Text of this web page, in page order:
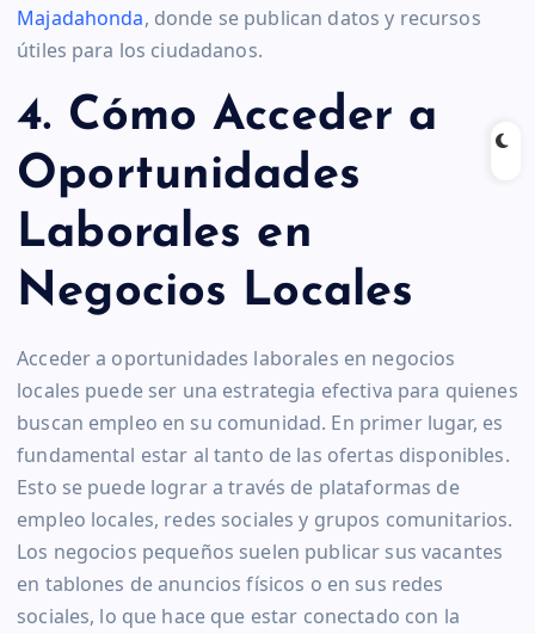
Majadahonda, donde se publican datos y recursos
útiles para los ciudadanos.
4. Cómo Acceder a
Oportunidades
Laborales en
Negocios Locales
Acceder a oportunidades laborales en negocios
locales puede ser una estrategia efectiva para quienes
buscan empleo en su comunidad. En primer lugar, es
fundamental estar al tanto de las ofertas disponibles.
Esto se puede lograr a través de plataformas de
empleo locales, redes sociales y grupos comunitarios.
Los negocios pequeños suelen publicar sus vacantes
en tablones de anuncios físicos o en sus redes
sociales, lo que hace que estar conectado con la